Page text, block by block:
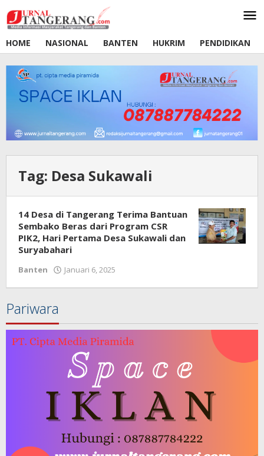
ke
konten
HOME
NASIONAL BANTEN HUKRIM PENDIDIKAN
Tag: Desa Sukawali
14 Desa di Tangerang Terima Bantuan
Sembako Beras dari Program CSR
PIK2, Hari Pertama Desa Sukawali dan
Suryabahari
Banten Januari 6, 2025
Pariwara